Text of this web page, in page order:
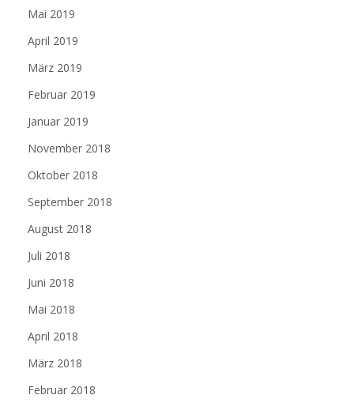
Mai 2019
April 2019
März 2019
Februar 2019
Januar 2019
November 2018
Oktober 2018
September 2018
August 2018
Juli 2018
Juni 2018
Mai 2018
April 2018
März 2018
Februar 2018